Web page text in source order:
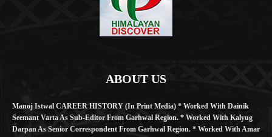
ABOUT US
Manoj Istwal CAREER HISTORY (in Print Media) * Worked With Dainik
Seemant Varta As Sub-Editor From Garhwal Region. * Worked With Kalyug
Darpan As Senior Correspondent From Garhwal Region. * Worked With Amar